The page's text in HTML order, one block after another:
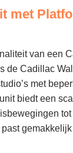
met
van een
de Cadillac
met
biedt een